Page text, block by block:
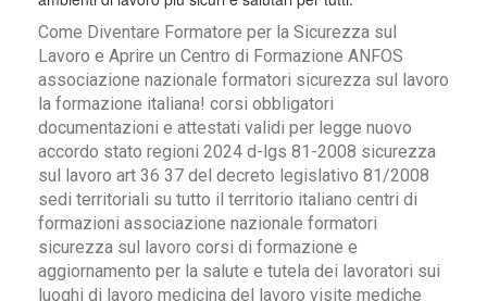
Come Diventare Formatore per la Sicurezza sul
Lavoro e Aprire un Centro di Formazione ANFOS
associazione nazionale formatori sicurezza sul lavoro
la formazione italiana! corsi obbligatori
documentazioni e attestati validi per legge nuovo
accordo stato regioni 2024 d-lgs 81-2008 sicurezza
sul lavoro art 36 37 del decreto legislativo 81/2008
sedi territoriali su tutto il territorio italiano centri di
formazioni associazione nazionale formatori
sicurezza sul lavoro corsi di formazione e
aggiornamento per la salute e tutela dei lavoratori sui
luoghi di lavoro medicina del lavoro visite mediche